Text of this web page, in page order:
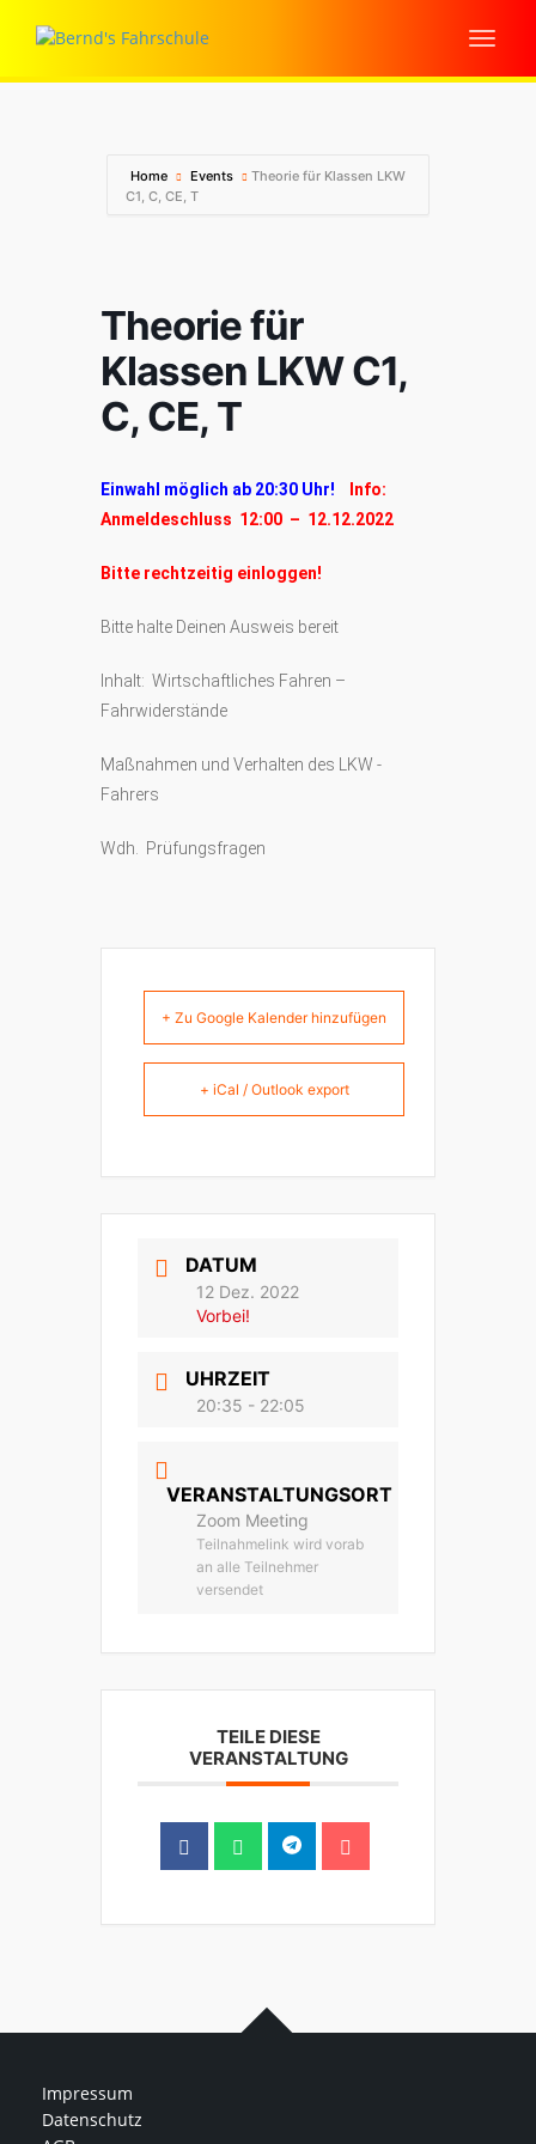
Home Events
Theorie für Klassen LKW
C1, C, CE, T
Theorie für
Klassen LKW C1,
C, CE, T
Einwahl möglich ab 20:30 Uhr!
Info:
Anmeldeschluss 12:00 – 12.12.2022
Bitte rechtzeitig einloggen!
Bitte halte Deinen Ausweis bereit
Inhalt: Wirtschaftliches Fahren –
Fahrwiderstände
Maßnahmen und Verhalten des LKW -
Fahrers
Wdh. Prüfungsfragen
+ Zu Google Kalender hinzufügen
+ iCal / Outlook export
DATUM
12 Dez. 2022
Vorbei!
UHRZEIT
20:35 - 22:05
VERANSTALTUNGSORT
Zoom Meeting
Teilnahmelink wird vorab
an alle Teilnehmer
versendet
TEILE DIESE
VERANSTALTUNG
Impressum
Datenschutz